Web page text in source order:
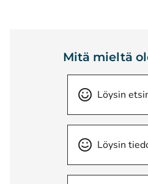
Mitä mieltä
Löysin
Löysin